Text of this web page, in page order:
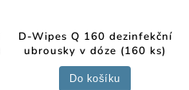
D-Wipes Q 160 dezinfekční
ubrousky v dóze (160 ks)
Do košíku